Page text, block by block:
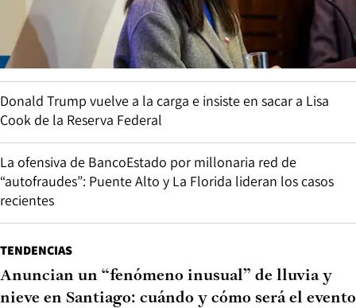
Donald Trump vuelve a la carga e insiste en sacar a Lisa
Cook de la Reserva Federal
La ofensiva de BancoEstado por millonaria red de
“autofraudes”: Puente Alto y La Florida lideran los casos
recientes
TENDENCIAS
Anuncian un “fenómeno inusual” de lluvia y
nieve en Santiago: cuándo y cómo será el evento